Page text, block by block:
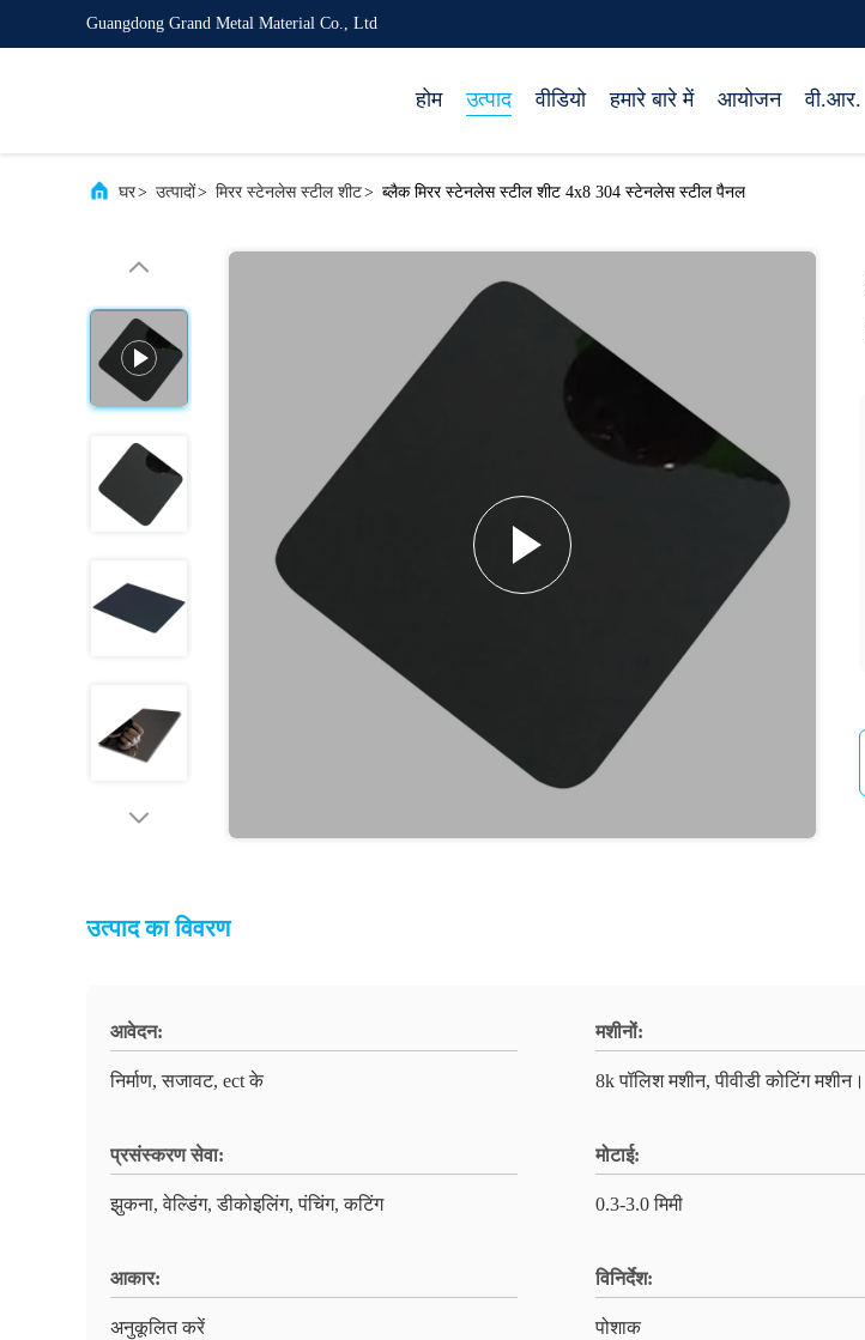
Guangdong Grand Metal Material Co., Ltd
होम उत्पाद वीडियो हमारे बारे में आयोजन वी.आर.
घर> उत्पादों> मिरर स्टेनलेस स्टील शीट> ब्लैक मिरर स्टेनलेस स्टील शीट 4x8 304 स्टेनलेस स्टील पैनल
उत्पाद का विवरण
आवेदन:
निर्माण, सजावट, ect के
मशीनों:
8k पॉलिश मशीन, पीवीडी कोटिंग मशीन।
प्रसंस्करण सेवा:
झुकना, वेल्डिंग, डीकोइलिंग, पंचिंग, कटिंग
मोटाई:
0.3-3.0 मिमी
आकार:
अनुकूलित करें
विनिर्देश:
पोशाक